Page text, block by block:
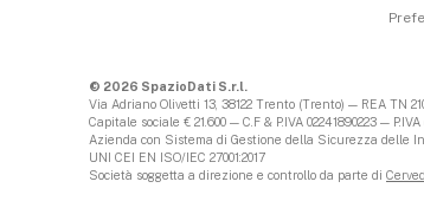
© 2026 SpazioDati S.r.l.
Via Adriano Olivetti 13, 38122 Trento (Trento) — REA TN
Capitale sociale € 21.600 — C.F & P.IVA 02241890223 — P.IVA
Azienda con Sistema di Gestione della Sicurezza delle
UNI CEI EN ISO/IEC 27001:2017
Società soggetta a direzione e controllo da parte di